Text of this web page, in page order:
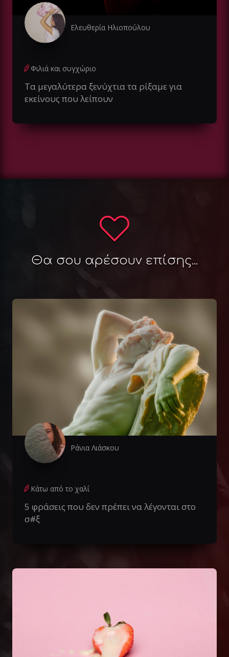
Ελευθερία Ηλιοπούλου
Φιλιά και συγχώριο
Τα μεγαλύτερα ξενύχτια τα ρίξαμε για
εκείνους που λείπουν
Θα σου αρέσουν επίσης...
Ράνια Λιάσκου
Κάτω από το χαλί
5 φράσεις που δεν πρέπει να λέγονται στο
σ#ξ